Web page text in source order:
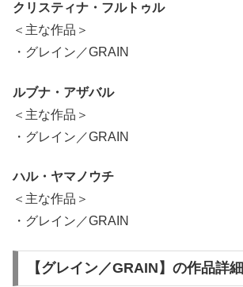
クリスティナ・フルトゥル
＜主な作品＞
・グレイン／GRAIN
ルブナ・アザバル
＜主な作品＞
・グレイン／GRAIN
ハル・ヤマノウチ
＜主な作品＞
・グレイン／GRAIN
【グレイン／GRAIN】の作品詳細